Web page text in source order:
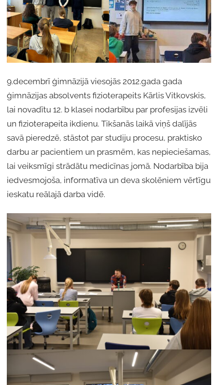
9.decembrī ģimnāzijā viesojās 2012.gada gada
ģimnāzijas absolvents fizioterapeits Kārlis Vitkovskis,
lai novadītu 12. b klasei nodarbību par profesijas izvēli
un fizioterapeita ikdienu. Tikšanās laikā viņš dalījās
savā pieredzē, stāstot par studiju procesu, praktisko
darbu ar pacientiem un prasmēm, kas nepieciešamas,
lai veiksmīgi strādātu medicīnas jomā. Nodarbība bija
iedvesmojoša, informatīva un deva skolēniem vērtīgu
ieskatu reālajā darba vidē.